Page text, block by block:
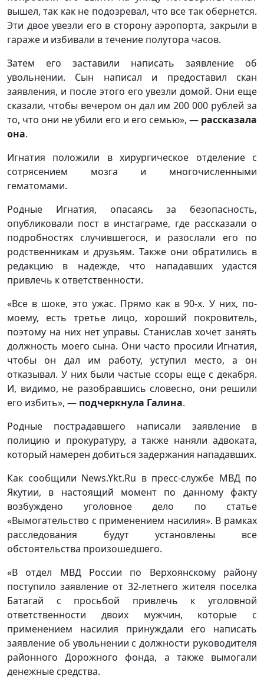
вышел, так как не подозревал, что все так обернется.
Эти двое увезли его в сторону аэропорта, закрыли в
гараже и избивали в течение полутора часов.
Затем его заставили написать заявление об
увольнении. Сын написал и предоставил скан
заявления, и после этого его увезли домой. Они еще
сказали, чтобы вечером он дал им 200 000 рублей за
то, что они не убили его и его семью», — рассказала
она.
Игнатия положили в хирургическое отделение с
сотрясением мозга и многочисленными
гематомами.
Родные Игнатия, опасаясь за безопасность,
опубликовали пост в инстаграме, где рассказали о
подробностях случившегося, и разослали его по
родственникам и друзьям. Также они обратились в
редакцию в надежде, что нападавших удастся
привлечь к ответственности.
«Все в шоке, это ужас. Прямо как в 90-х. У них, по-
моему, есть третье лицо, хороший покровитель,
поэтому на них нет управы. Станислав хочет занять
должность моего сына. Они часто просили Игнатия,
чтобы он дал им работу, уступил место, а он
отказывал. У них были частые ссоры еще с декабря.
И, видимо, не разобравшись словесно, они решили
его избить», — подчеркнула Галина.
Родные пострадавшего написали заявление в
полицию и прокуратуру, а также наняли адвоката,
который намерен добиться задержания нападавших.
Как сообщили News.Ykt.Ru в пресс-службе МВД по
Якутии, в настоящий момент по данному факту
возбуждено уголовное дело по статье
«Вымогательство с применением насилия». В рамках
расследования будут установлены все
обстоятельства произошедшего.
«В отдел МВД России по Верхоянскому району
поступило заявление от 32-летнего жителя поселка
Батагай с просьбой привлечь к уголовной
ответственности двоих мужчин, которые с
применением насилия принуждали его написать
заявление об увольнении с должности руководителя
районного Дорожного фонда, а также вымогали
денежные средства.